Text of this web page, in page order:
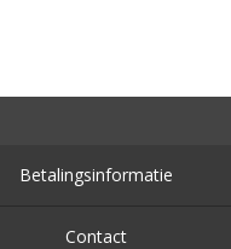
Betalingsinformatie
Contact